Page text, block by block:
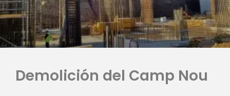
Demolición del Camp Nou